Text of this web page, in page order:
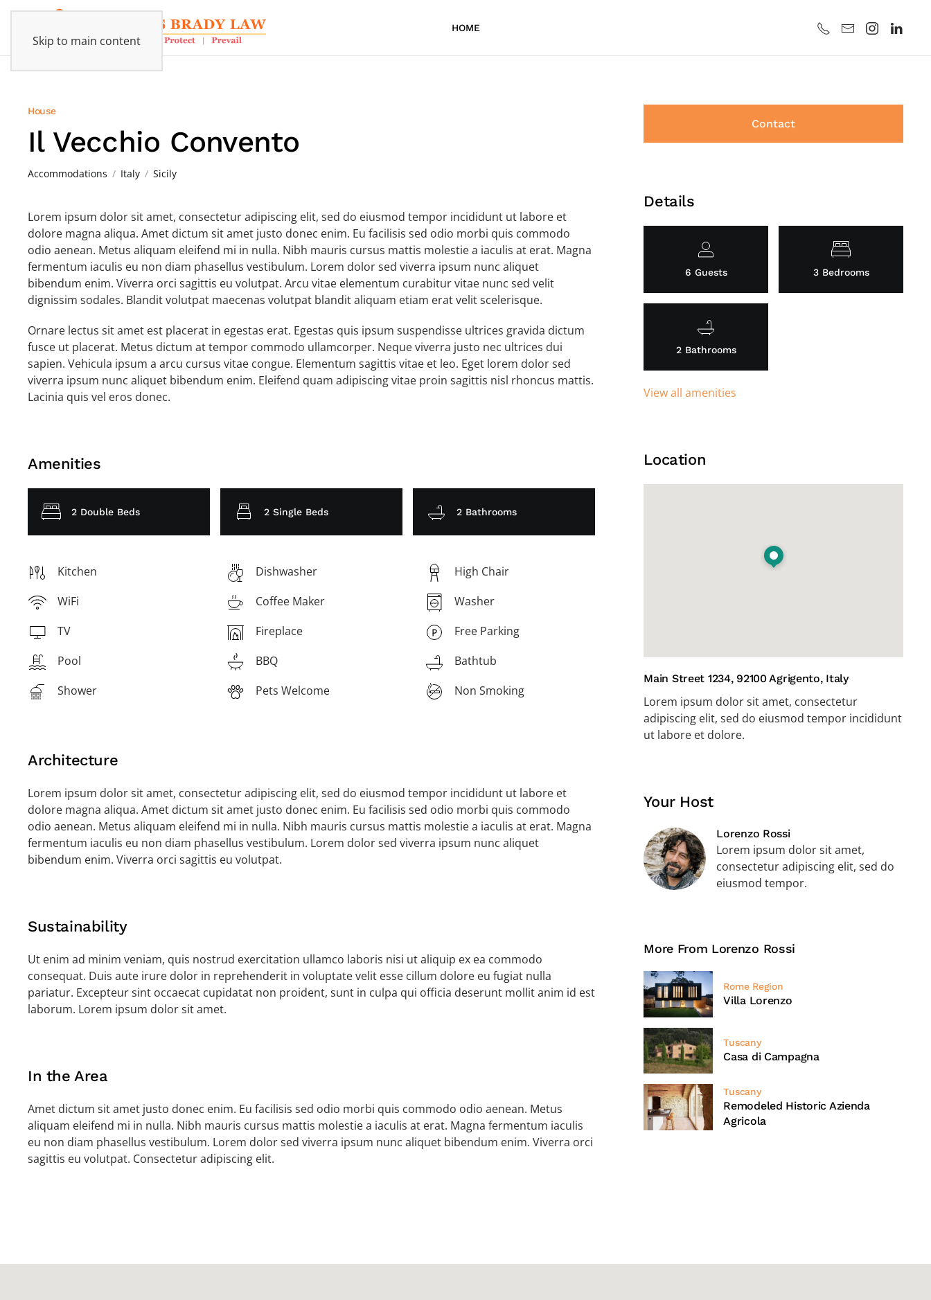
Skip to main content
HOME
House
Il Vecchio Convento
Accommodations Italy Sicily
Lorem ipsum dolor sit amet, consectetur adipiscing elit, sed do eiusmod tempor incididunt ut labore et
dolore magna aliqua. Amet dictum sit amet justo donec enim. Eu facilisis sed odio morbi quis commodo
odio aenean. Metus aliquam eleifend mi in nulla. Nibh mauris cursus mattis molestie a iaculis at erat. Magna
fermentum iaculis eu non diam phasellus vestibulum. Lorem dolor sed viverra ipsum nunc aliquet
bibendum enim. Viverra orci sagittis eu volutpat. Arcu vitae elementum curabitur vitae nunc sed velit
dignissim sodales. Blandit volutpat maecenas volutpat blandit aliquam etiam erat velit scelerisque.
Ornare lectus sit amet est placerat in egestas erat. Egestas quis ipsum suspendisse ultrices gravida dictum
fusce ut placerat. Metus dictum at tempor commodo ullamcorper. Neque viverra justo nec ultrices dui
sapien. Vehicula ipsum a arcu cursus vitae congue. Elementum sagittis vitae et leo. Eget lorem dolor sed
viverra ipsum nunc aliquet bibendum enim. Eleifend quam adipiscing vitae proin sagittis nisl rhoncus mattis.
Lacinia quis vel eros donec.
Amenities
2 Double Beds 2 Single Beds 2 Bathrooms
Kitchen Dishwasher
High Chair
WiFi
Coffee Maker
Washer
TV
Fireplace
Free Parking
Pool
BBQ
Bathtub
Shower
Pets Welcome Non Smoking
Architecture
Lorem ipsum dolor sit amet, consectetur adipiscing elit, sed do eiusmod tempor incididunt ut labore et
dolore magna aliqua. Amet dictum sit amet justo donec enim. Eu facilisis sed odio morbi quis commodo
odio aenean. Metus aliquam eleifend mi in nulla. Nibh mauris cursus mattis molestie a iaculis at erat. Magna
fermentum iaculis eu non diam phasellus vestibulum. Lorem dolor sed viverra ipsum nunc aliquet
bibendum enim. Viverra orci sagittis eu volutpat.
Sustainability
Ut enim ad minim veniam, quis nostrud exercitation ullamco laboris nisi ut aliquip ex ea commodo
consequat. Duis aute irure dolor in reprehenderit in voluptate velit esse cillum dolore eu fugiat nulla
pariatur. Excepteur sint occaecat cupidatat non proident, sunt in culpa qui officia deserunt mollit anim id est
laborum. Lorem ipsum dolor sit amet.
In the Area
Amet dictum sit amet justo donec enim. Eu facilisis sed odio morbi quis commodo odio aenean. Metus
aliquam eleifend mi in nulla. Nibh mauris cursus mattis molestie a iaculis at erat. Magna fermentum iaculis
eu non diam phasellus vestibulum. Lorem dolor sed viverra ipsum nunc aliquet bibendum enim. Viverra orci
sagittis eu volutpat. Consectetur adipiscing elit.
Contact
Details
6 Guests 3 Bedrooms
2 Bathrooms
View all amenities
Location
Main Street 1234, 92100 Agrigento, Italy
Lorem ipsum dolor sit amet, consectetur
adipiscing elit, sed do eiusmod tempor incididunt
ut labore et dolore.
Your Host
Lorenzo Rossi
Lorem ipsum dolor sit amet,
consectetur adipiscing elit, sed do
eiusmod tempor.
More From Lorenzo Rossi
Rome Region
Villa Lorenzo
Tuscany
Casa di Campagna
Tuscany
Remodeled Historic Azienda
Agricola